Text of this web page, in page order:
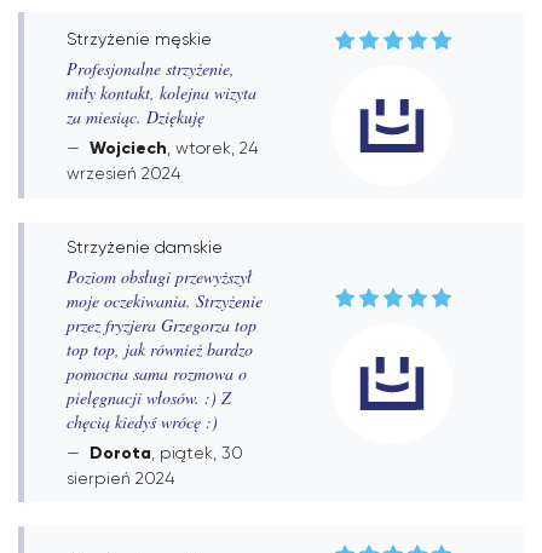
Strzyżenie męskie
Profesjonalne strzyżenie,
miły kontakt, kolejna wizyta
za miesiąc. Dziękuję
Wojciech , wtorek, 24
wrzesień 2024
Strzyżenie damskie
Poziom obsługi przewyższył
moje oczekiwania. Strzyżenie
przez fryzjera Grzegorza top
top top, jak również bardzo
pomocna sama rozmowa o
pielęgnacji włosów. :) Z
chęcią kiedyś wrócę :)
Dorota , piątek, 30
sierpień 2024